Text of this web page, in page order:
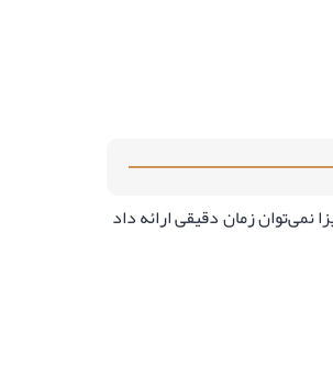
زمان دقیقی ارائه داد